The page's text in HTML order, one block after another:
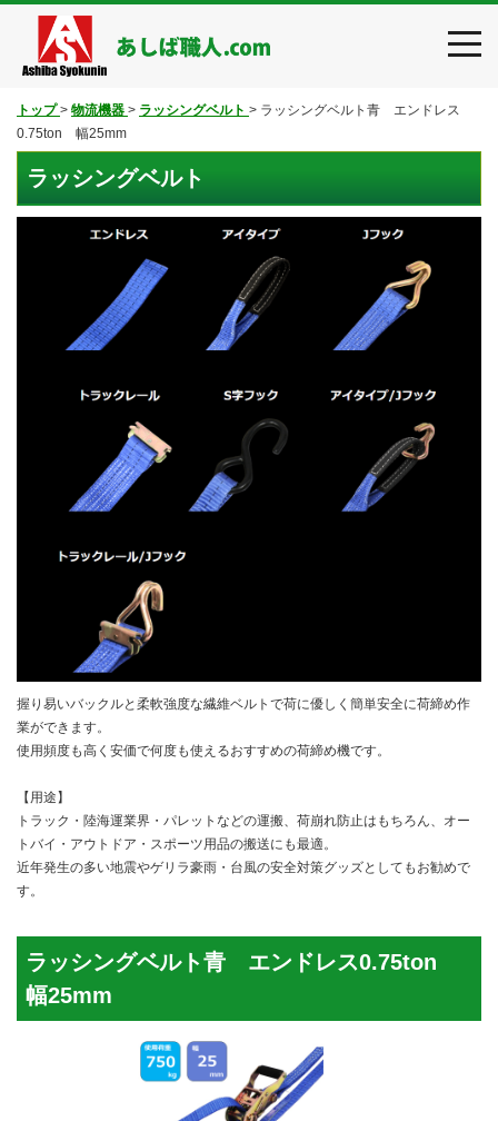
トップ > 物流機器 > ラッシングベルト > ラッシングベルト青 エンドレス
0.75ton 幅25mm
ラッシングベルト
握り易いバックルと柔軟強度な繊維ベルトで荷に優しく簡単安全に荷締め作
業ができます。
使用頻度も高く安価で何度も使えるおすすめの荷締め機です。
【用途】
トラック・陸海運業界・パレットなどの運搬、荷崩れ防止はもちろん、オー
トバイ・アウトドア・スポーツ用品の搬送にも最適。
近年発生の多い地震やゲリラ豪雨・台風の安全対策グッズとしてもお勧めで
す。
ラッシングベルト青 エンドレス0.75ton
幅25mm